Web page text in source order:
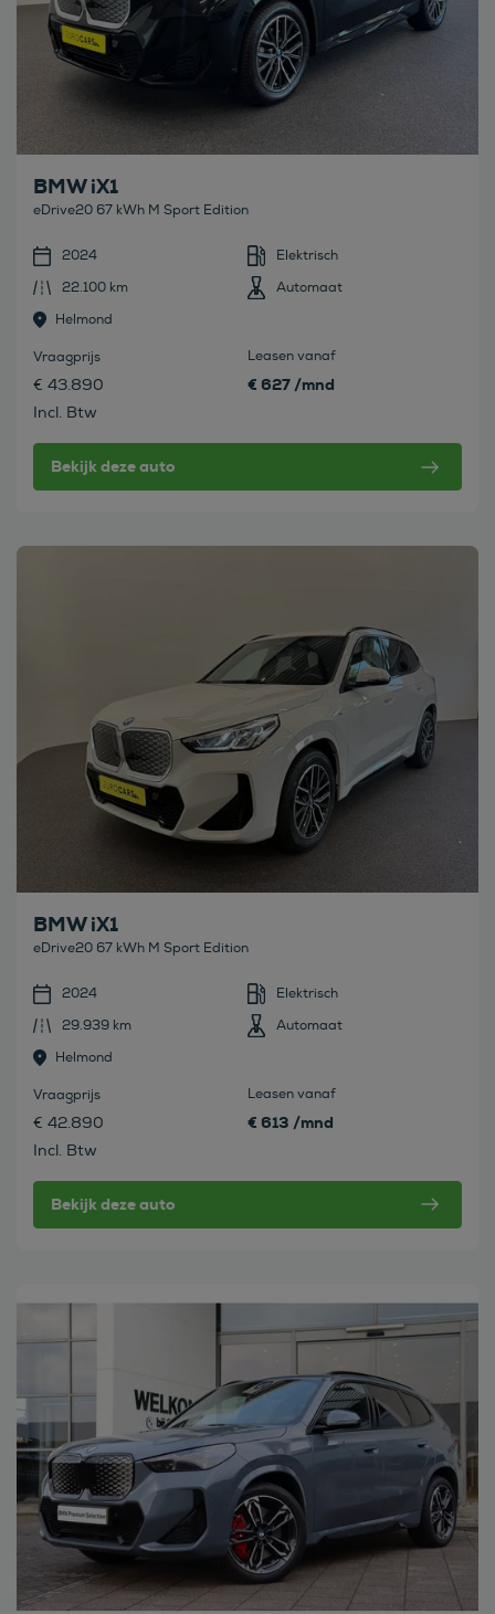
BMW iX1
eDrive20 67 kWh M Sport Edition
2024
Elektrisch
22.100 km
Automaat
Helmond
Vraagprijs
€ 43.890
Incl. Btw
Leasen vanaf
€ 627 /mnd
Bekijk deze auto
BMW iX1
eDrive20 67 kWh M Sport Edition
2024
Elektrisch
29.939 km
Automaat
Helmond
Vraagprijs
€ 42.890
Incl. Btw
Leasen vanaf
€ 613 /mnd
Bekijk deze auto
Bekijk deze auto